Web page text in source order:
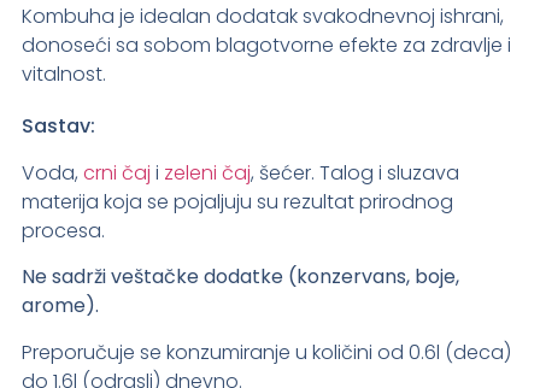
Kombuha je idealan dodatak svakodnevnoj ishrani,
donoseći sa sobom blagotvorne efekte za zdravlje i
vitalnost.
Sastav:
Voda, crni čaj i zeleni čaj, šećer. Talog i sluzava
materija koja se pojaljuju su rezultat prirodnog
procesa.
Ne sadrži veštačke dodatke (konzervans, boje,
arome).
Preporučuje se konzumiranje u količini od 0.6l (deca)
do 1.6l (odrasli) dnevno.